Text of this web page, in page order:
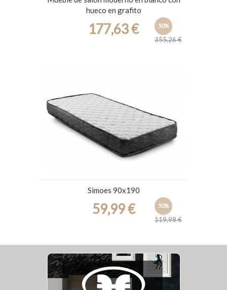
hueco en grafito
50%
355,26 €
177,63 €
Simoes 90x190
50%
119,98 €
59,99 €